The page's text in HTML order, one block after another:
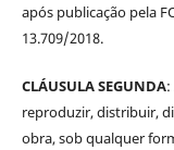
após publicação pela
13.709/2018.
CLÁUSULA SEGUNDA:
reproduzir, distribuir,
obra, sob qualquer